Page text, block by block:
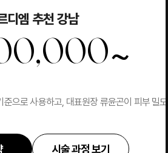
디엠 추천 강남
~
준으로 사용하고, 대표원장 류윤곤이 피부 밀
시술 과정 보기